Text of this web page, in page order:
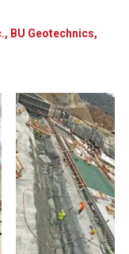
BU Geotechnics,